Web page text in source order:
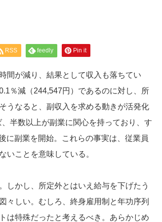
RSS feedly Pin it
間が減り、結果として収入も落ちてい
％減（244,547円）であるのに対し、所
うなると、副収入を求める動きが活発化
半数以上が副業に関心を持っており、す
に副業を開始。これらの事実は、従業員
いことを意味している。
しかし、所定外とはいえ給与を下げたう
々しい。むしろ、終身雇用制と年功序列
は特殊だったと考えるべき。あらかじめ